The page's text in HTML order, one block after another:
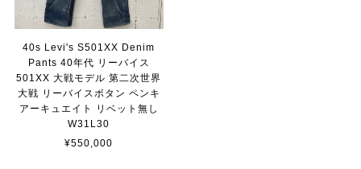
40s Levi's S501XX Denim
Pants 40年代 リーバイス
501XX 大戦モデル 第二次世界
大戦 リーバイスボタン ペンキ
アーキュエイト リベット無し
W31L30
¥550,000